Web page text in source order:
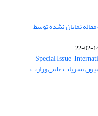
نمایان نشده توسط
Special Issue –
نشریات علمی وزارت